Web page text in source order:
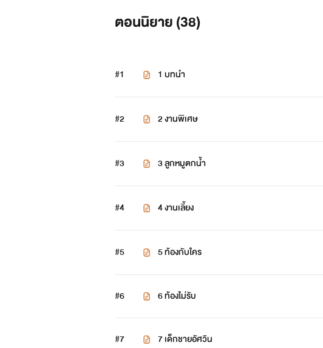
ตอนนิยาย (38)
#1 1 บทนำ
#2 2 งานพิเศษ
#3 3 ลูกหมูตกน้ำ
#4 4 งานเลี้ยง
#5 5 ท้องกับใคร
#6 6 ท้องไม่รับ
#7 7 เด็กชายอัศวิน